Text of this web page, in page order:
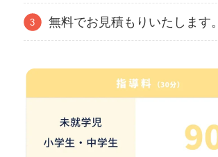
無料でお見積もりいたします。